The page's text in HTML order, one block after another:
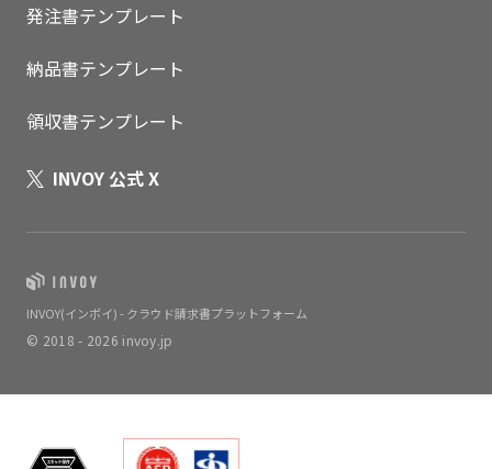
発注書テンプレート
納品書テンプレート
領収書テンプレート
INVOY 公式 X
INVOY(インボイ) - クラウド請求書プラットフォーム
© 2018 - 2026 invoy.jp